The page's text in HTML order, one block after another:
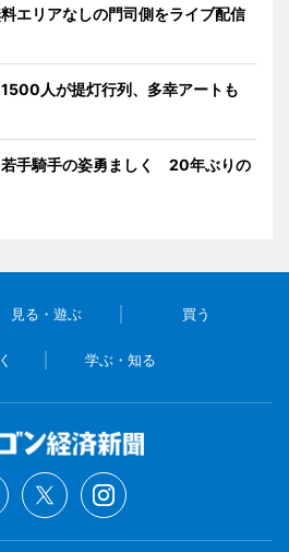
エリアなしの門司側をライブ配信
人が提灯行列、多幸アートも
若手騎手の姿勇ましく 20年ぶりの
見る・遊ぶ 買う
学ぶ・知る